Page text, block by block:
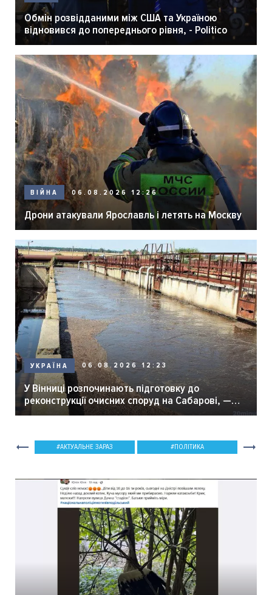
Обмін розвідданими між США та Україною
відновився до попереднього рівня, - Politico
ВІЙНА 06.08.2026 12:26
Дрони атакували Ярославль і летять на Москву
УКРАЇНА 06.08.2026 12:23
У Вінниці розпочинають підготовку до
реконструкції очисних споруд на Сабарові, —
мер Вінниці.
АКТУАЛЬНЕ ЗАРАЗ ПОЛІТИКА